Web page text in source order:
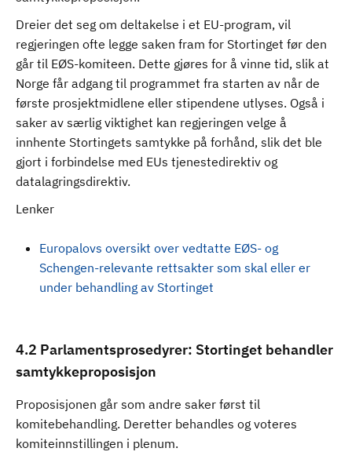
Dreier det seg om deltakelse i et EU-program, vil
regjeringen ofte legge saken fram for Stortinget før den
går til EØS-komiteen. Dette gjøres for å vinne tid, slik at
Norge får adgang til programmet fra starten av når de
første prosjektmidlene eller stipendene utlyses. Også i
saker av særlig viktighet kan regjeringen velge å
innhente Stortingets samtykke på forhånd, slik det ble
gjort i forbindelse med EUs tjenestedirektiv og
datalagringsdirektiv.
Lenker
Europalovs oversikt over vedtatte EØS- og
Schengen-relevante rettsakter som skal eller er
under behandling av Stortinget
4.2 Parlamentsprosedyrer: Stortinget behandler
samtykkeproposisjon
Proposisjonen går som andre saker først til
komitebehandling. Deretter behandles og voteres
komiteinnstillingen i plenum.